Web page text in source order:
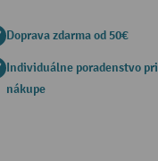
Doprava zdarma od 50€
Individuálne poradenstvo pri
nákupe